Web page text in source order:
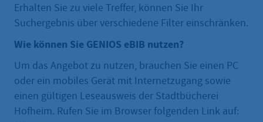
Erhalten Sie zu viele Treffer, können Sie Ihr
Suchergebnis über verschiedene Filter einschränken.
Wie können Sie GENIOS eBIB nutzen?
Um das Angebot zu nutzen, brauchen Sie einen PC
oder ein mobiles Gerät mit Internetzugang sowie
einen gültigen Leseausweis der Stadtbücherei
Hofheim. Rufen Sie im Browser folgenden Link auf: